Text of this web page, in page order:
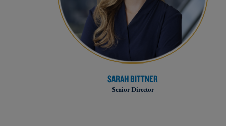
SARAH BITTNER
Senior Director